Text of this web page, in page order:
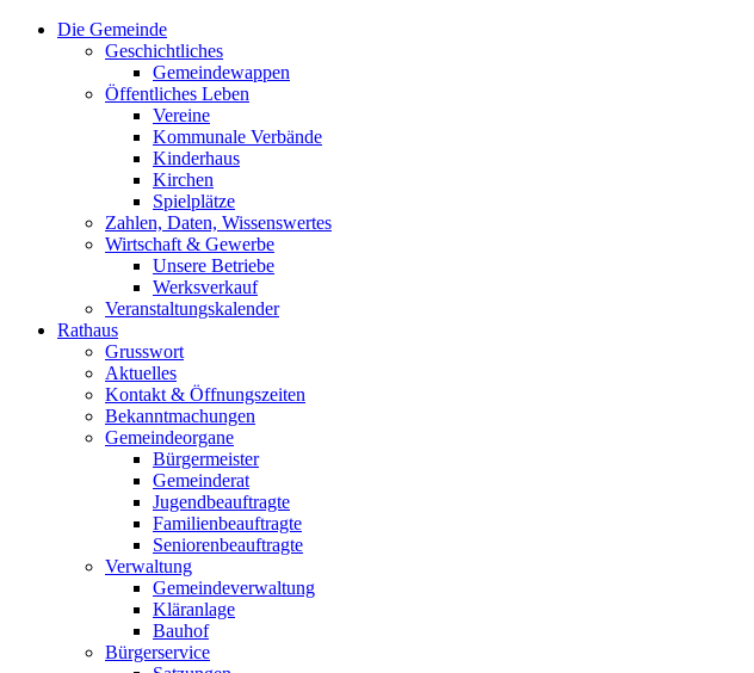
Die Gemeinde
Geschichtliches
Gemeindewappen
Öffentliches Leben
Vereine
Kommunale Verbände
Kinderhaus
Kirchen
Spielplätze
Zahlen, Daten, Wissenswertes
Wirtschaft & Gewerbe
Unsere Betriebe
Werksverkauf
Veranstaltungskalender
Rathaus
Grusswort
Aktuelles
Kontakt & Öffnungszeiten
Bekanntmachungen
Gemeindeorgane
Bürgermeister
Gemeinderat
Jugendbeauftragte
Familienbeauftragte
Seniorenbeauftragte
Verwaltung
Gemeindeverwaltung
Kläranlage
Bauhof
Bürgerservice